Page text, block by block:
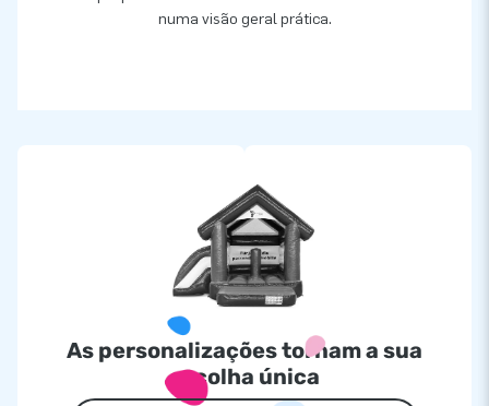
numa visão geral prática.
As personalizações tornam a sua
escolha única